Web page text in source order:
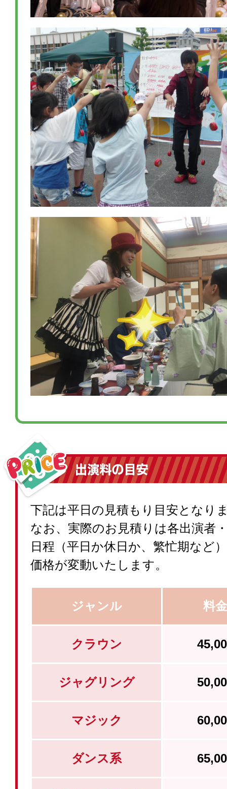
下記は平日の見積もり目安となり
なお、実際のお見積りは各出演者
日程（平日か休日か、繁忙期など
価格が変動いたします。
ジャンル 料
クラウン
ジャグリング
マジック
ダンス系